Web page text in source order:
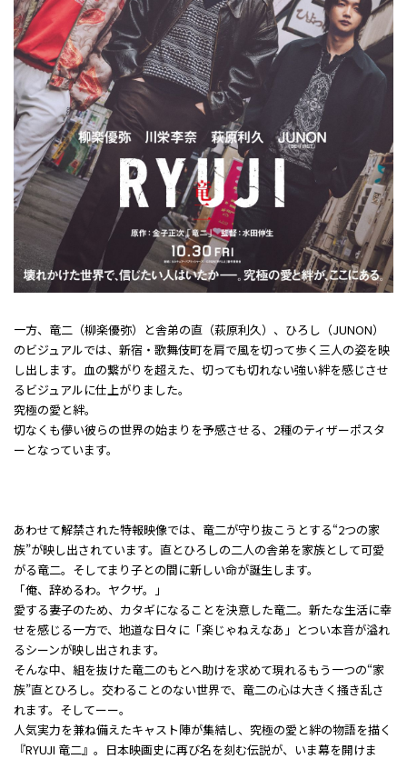
一方、竜二（柳楽優弥）と舎弟の直（萩原利久）、ひろし（JUNON）
のビジュアルでは、新宿・歌舞伎町を肩で風を切って歩く三人の姿を映
し出します。血の繋がりを超えた、切っても切れない強い絆を感じさせ
るビジュアルに仕上がりました。
究極の愛と絆――。
切なくも儚い彼らの世界の始まりを予感させる、2種のティザーポスタ
ーとなっています。
あわせて解禁された特報映像では、竜二が守り抜こうとする“2つの家
族”が映し出されています。直とひろしの二人の舎弟を家族として可愛
がる竜二。そしてまり子との間に新しい命が誕生します。
「俺、辞めるわ。ヤクザ。」
愛する妻子のため、カタギになることを決意した竜二。新たな生活に幸
せを感じる一方で、地道な日々に「楽じゃねえなあ」とつい本音が溢れ
るシーンが映し出されます。
そんな中、組を抜けた竜二のもとへ助けを求めて現れるもう一つの“家
族”――直とひろし。交わることのない世界で、竜二の心は大きく掻き乱さ
れます。そしてーー。
人気実力を兼ね備えたキャスト陣が集結し、究極の愛と絆の物語を描く
『RYUJI 竜二』。日本映画史に再び名を刻む伝説が、いま幕を開けま